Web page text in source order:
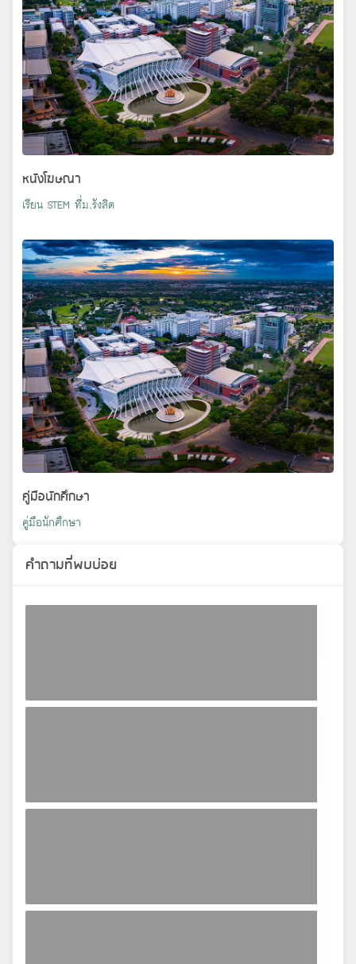
หนังโฆษณา
เรียน STEM ที่ม.รังสิต
คู่มือนักศึกษา
คู่มือนักศึกษา
คำถามที่พบบ่อย